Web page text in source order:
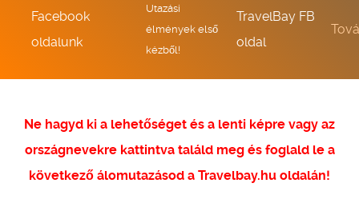
Facebook
oldalunk
Utazási
élmények első
kézből!
TravelBay FB
oldal
Ne hagyd ki a lehetőséget és a lenti képre vagy az
országnevekre kattintva találd meg és foglald le a
következő álomutazásod a Travelbay.hu oldalán!